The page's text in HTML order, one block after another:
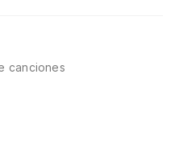
canciones